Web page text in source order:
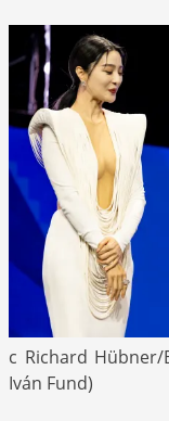
c Richard Hübner/
Iván Fund)